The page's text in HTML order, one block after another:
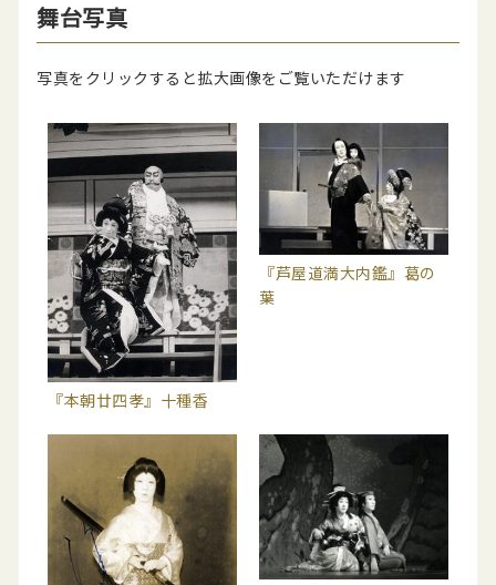
舞台写真
写真をクリックすると拡大画像をご覧いただけます
『本朝廿四孝』十種香
『芦屋道満大内鑑』葛の
葉